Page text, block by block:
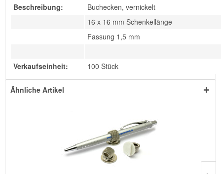
Beschreibung:
Buchecken, vernickelt
16 x 16 mm Schenkellänge
Fassung 1,5 mm
Verkaufseinheit: 100 Stück
Ähnliche Artikel